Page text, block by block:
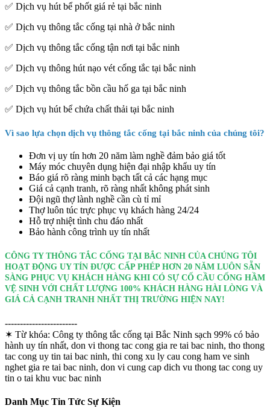
✅ Dịch vụ hút bể phốt giá rẻ tại bắc ninh
✅ Dịch vụ thông tắc cống tại nhà ở bắc ninh
✅ Dịch vụ thông tắc cống tận nơi tại bắc ninh
✅ Dịch vụ thông hút nạo vét cống tắc tại bắc ninh
✅ Dịch vụ thông tắc bồn cầu hố ga tại bắc ninh
✅ Dịch vụ hút bể chứa chất thải tại bắc ninh
Vì sao lựa chọn dịch vụ thông tắc cống tại bắc ninh của chúng tôi?
Đơn vị uy tín hơn 20 năm làm nghề đảm bảo giá tốt
Máy móc chuyên dụng hiện đại nhập khẩu uy tín
Báo giá rõ ràng minh bạch tất cả các hạng mục
Giá cả cạnh tranh, rõ ràng nhất không phát sinh
Đội ngũ thợ lành nghề cần cù tỉ mỉ
Thợ luôn túc trực phục vụ khách hàng 24/24
Hỗ trợ nhiệt tình chu đáo nhất
Bảo hành công trình uy tín nhất
CÔNG TY THÔNG TẮC CỐNG TẠI BẮC NINH CỦA CHÚNG TÔI
HOẠT ĐỘNG UY TÍN ĐƯỢC CẤP PHÉP HƠN 20 NĂM LUÔN SẴN
SÀNG PHỤC VỤ KHÁCH HÀNG KHI CÓ SỰ CỐ CẦU CỐNG HẦM
VỆ SINH VỚI CHẤT LƯỢNG 100% KHÁCH HÀNG HÀI LÒNG VÀ
GIÁ CẢ CẠNH TRANH NHẤT THỊ TRƯỜNG HIỆN NAY!
------------------------
✶ Từ khóa: Công ty thông tắc cống tại Bắc Ninh sạch 99% có bảo
hành uy tín nhất, don vi thong tac cong gia re tai bac ninh, tho thong
tac cong uy tin tai bac ninh, thi cong xu ly cau cong ham ve sinh
nghet gia re tai bac ninh, don vi cung cap dich vu thong tac cong uy
tin o tai khu vuc bac ninh
Danh Mục Tin Tức Sự Kiện